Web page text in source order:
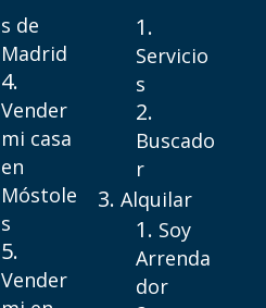
s de
Madrid
Vender
mi casa
en
Móstole
s
Vender
Servicio
s
Buscado
r
Alquilar
Soy
Arrenda
dor